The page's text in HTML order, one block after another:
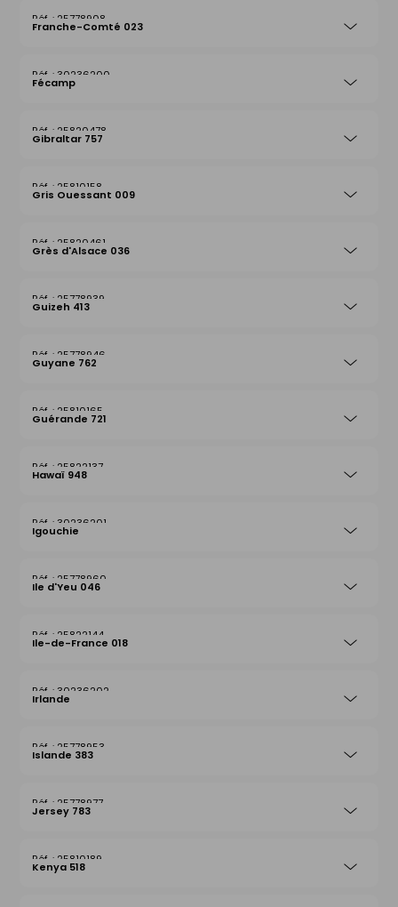
25778908
Franche-Comté 023
30236200
Fécamp
25820478
Gibraltar 757
25810158
Gris Ouessant 009
25820461
Grès d'Alsace 036
25778939
Guizeh 413
25778946
Guyane 762
25810165
Guérande 721
25822137
Hawaï 948
30236201
Igouchie
25778960
Ile d'Yeu 046
25822144
Ile-de-France 018
30236202
Irlande
25778953
Islande 383
25778977
Jersey 783
25810189
Kenya 518